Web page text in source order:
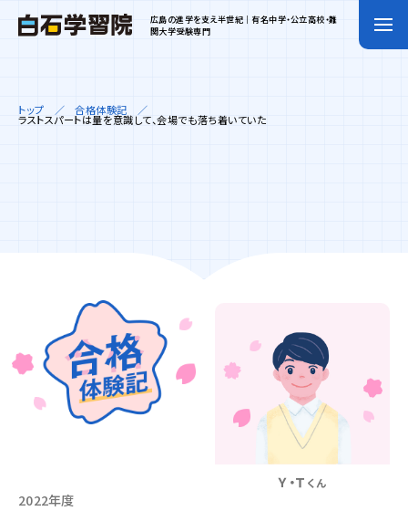
広島の進学を支え半世紀｜有名中学・公立高校・難
関大学受験専門
トップ 合格体験記
ラストスパートは量を意識して、会場でも落ち着いていた
Ｙ・Ｔ くん
2022年度